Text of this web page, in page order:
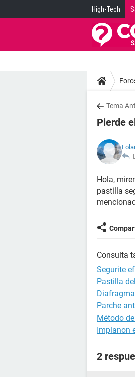
High-Tech
Tema
Pierde
Hola,
pastilla
Consulta
Segurite
Pastilla
Parche
Método
Implanon
2